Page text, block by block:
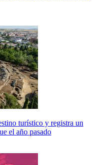
turístico y registra un
el año pasado